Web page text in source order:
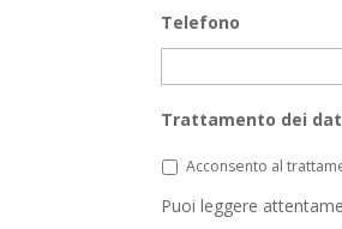
Telefono
Trattamento dei
Acconsento al
Puoi leggere